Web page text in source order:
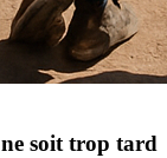
soit trop tard